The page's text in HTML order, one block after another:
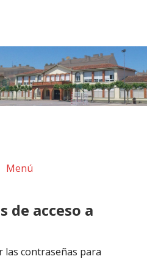
Menú
de acceso a
las contraseñas para